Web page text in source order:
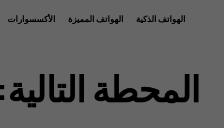
HMD
الهواتف الذكية الهواتف المميزة الأكسسوارات
المحطة